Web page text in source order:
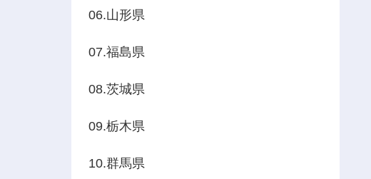
06.山形県
07.福島県
08.茨城県
09.栃木県
10.群馬県